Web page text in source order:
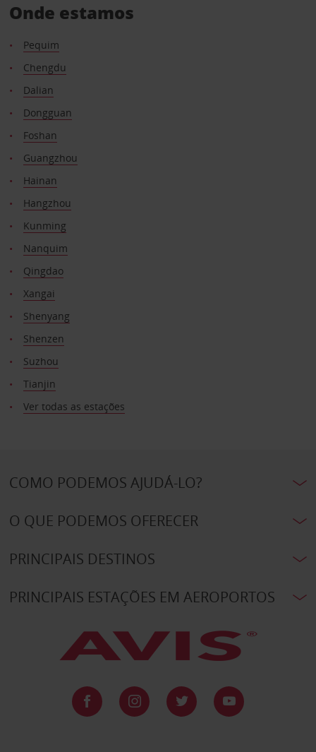
Onde estamos
Pequim
Chengdu
Dalian
Dongguan
Foshan
Guangzhou
Hainan
Hangzhou
Kunming
Nanquim
Qingdao
Xangai
Shenyang
Shenzen
Suzhou
Tianjin
Ver todas as estações
COMO PODEMOS AJUDÁ-LO?
O QUE PODEMOS OFERECER
PRINCIPAIS DESTINOS
PRINCIPAIS ESTAÇÕES EM AEROPORTOS